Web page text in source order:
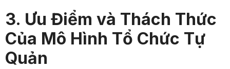
3. Ưu Điểm và Thách Thức
Của Mô Hình Tổ Chức Tự
Quản